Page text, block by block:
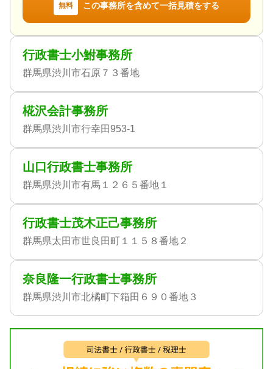
無料 この事務所を含めて一括見積をする
行政書士小鮒事務所
群馬県渋川市石原７３番地
椛沢会計事務所
群馬県渋川市行幸田953-1
山口行政書士事務所
群馬県渋川市有馬１２６５番地１
行政書士茂木正己事務所
群馬県太田市世良田町１１５８番地２
奈良隆一行政書士事務所
群馬県渋川市北橘町下箱田６９０番地３